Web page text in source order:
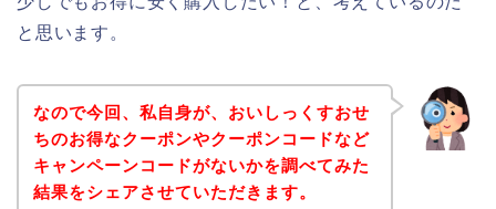
と思います。
なので今回、私自身が、おいしっくすおせ
ちのお得なクーポンやクーポンコードなど
キャンペーンコードがないかを調べてみた
結果をシェアさせていただきます。